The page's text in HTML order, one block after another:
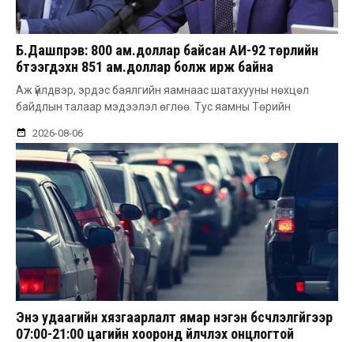
Б.Дашпүрэв: 800 ам.доллар байсан АИ-92 төрлийн
бүтээгдэхүүн 851 ам.доллар болж ирж байна
Аж үйлдвэр, эрдэс баялгийн яамнаас шатахууны нөхцөл
байдлын талаар мэдээлэл өглөө. Тус яамны Төрийн
2026-08-06
Энэ удаагийн хязгаарлалт ямар нэгэн бүсчлэлгүйгээр
07:00-21:00 цагийн хооронд үйлчлэх онцлогтой